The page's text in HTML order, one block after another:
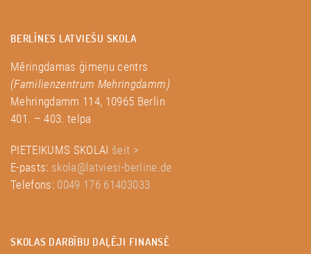
BERLĪNES LATVIEŠU SKOLA
Mēringdamas ģimeņu centrs
(Familienzentrum Mehringdamm)
Mehringdamm 114, 10965 Berlin
401. – 403. telpa
PIETEIKUMS SKOLAI šeit >
E-pasts: skola@latviesi-berline.de
Telefons: 0049 176 61403033
SKOLAS DARBĪBU DAĻĒJI FINANSĒ